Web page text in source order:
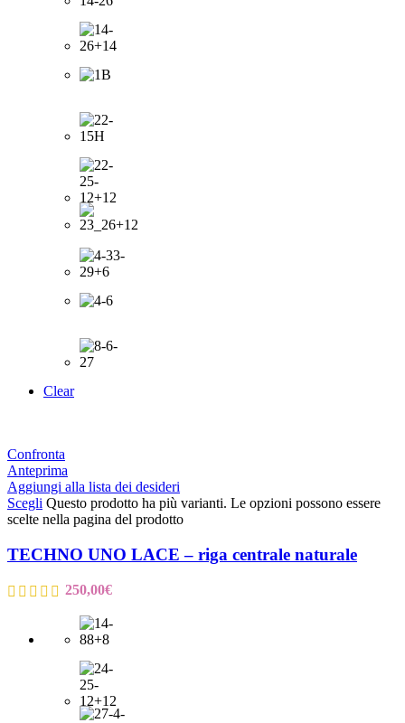
Clear
Confronta
Anteprima
Aggiungi alla lista dei desideri
Scegli Questo prodotto ha più varianti. Le opzioni possono essere
scelte nella pagina del prodotto
TECHNO UNO LACE – riga centrale naturale
250,00€